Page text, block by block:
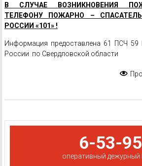
В СЛУЧАЕ ВОЗНИКНОВЕНИЯ
ТЕЛЕФОНУ ПОЖАРНО –
РОССИИ «101» !
Информация предоставлена 61 ПСЧ
России по Свердловской области
6-53-95
оперативный